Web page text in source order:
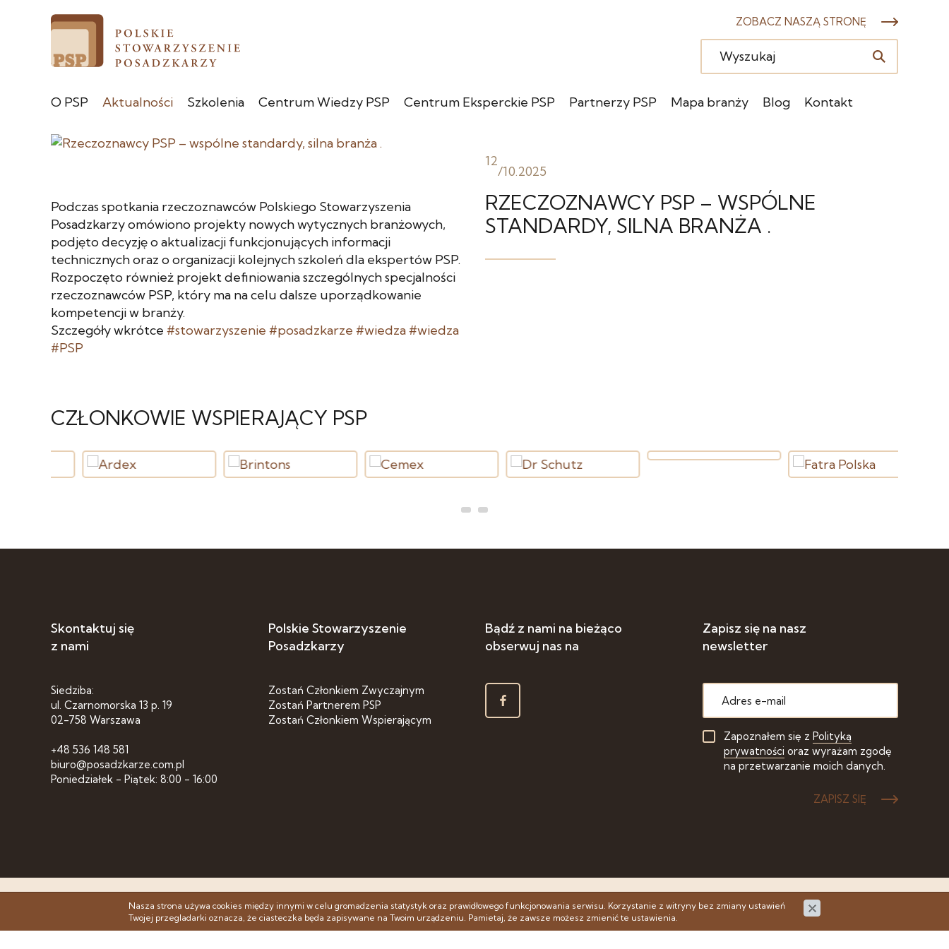
ZOBACZ NASZĄ STRONĘ
O PSP Aktualności Szkolenia Centrum Wiedzy PSP Centrum Eksperckie PSP Partnerzy PSP Mapa branży Blog Kontakt
12
/10.2025
RZECZOZNAWCY PSP – WSPÓLNE
STANDARDY, SILNA BRANŻA .
Podczas spotkania rzeczoznawców Polskiego Stowarzyszenia
Posadzkarzy omówiono projekty nowych wytycznych branżowych,
podjęto decyzję o aktualizacji funkcjonujących informacji
technicznych oraz o organizacji kolejnych szkoleń dla ekspertów PSP.
Rozpoczęto również projekt definiowania szczególnych specjalności
rzeczoznawców PSP, który ma na celu dalsze uporządkowanie
kompetencji w branży.
Szczegóły wkrótce #stowarzyszenie #posadzkarze #wiedza#wiedza
#PSP
CZŁONKOWIE WSPIERAJĄCY PSP
Skontaktuj się
z nami
Siedziba:
ul. Czarnomorska 13 p. 19
02-758 Warszawa
+48 536 148 581
biuro@posadzkarze.com.pl
Poniedziałek - Piątek: 8:00 - 16:00
Polskie Stowarzyszenie
Posadzkarzy
Zostań Członkiem Zwyczajnym
Zostań Partnerem PSP
Zostań Członkiem Wspierającym
Bądź z nami na bieżąco
obserwuj nas na
Zapisz się na nasz
newsletter
Zapoznałem się z Polityką
prywatności oraz wyrażam zgodę
na przetwarzanie moich danych.
ZAPISZ SIĘ
© 2007 - 2022 PSP - Polskie Stowarzyszenie Posadzkarzy - Wszelkie prawa zastrzeżone
Projekt & cms:www.zstudio.pl
Nasza strona używa cookies między innymi w celu gromadzenia statystyk oraz prawidłowego funkcjonowania serwisu. Korzystanie z witryny bez zmiany ustawień
Twojej przegladarki oznacza, że ciasteczka będa zapisywane na Twoim urządzeniu. Pamietaj, że zawsze możesz zmienić te ustawienia.